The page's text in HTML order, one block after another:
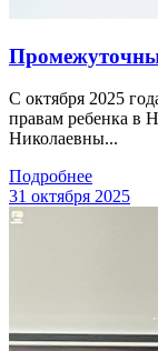
С октября 2025
правам ребенка в
Николаевны...
Подробнее
31 октября 2025